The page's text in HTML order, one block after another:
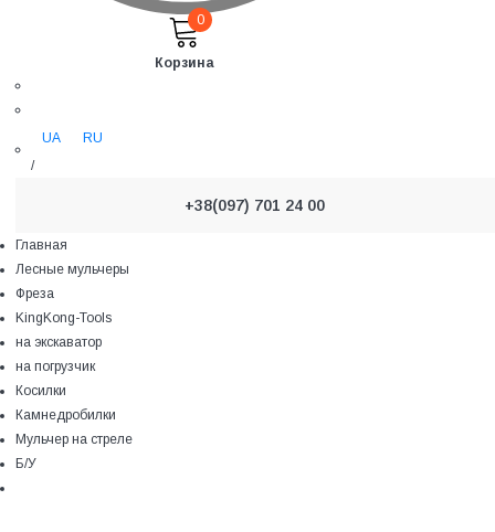
0
Корзина
UA
/
RU
+38(097) 701 24 00
Главная
Лесные мульчеры
Фреза
KingKong-Tools
на экскаватор
на погрузчик
Косилки
Камнедробилки
Мульчер на стреле
Б/У